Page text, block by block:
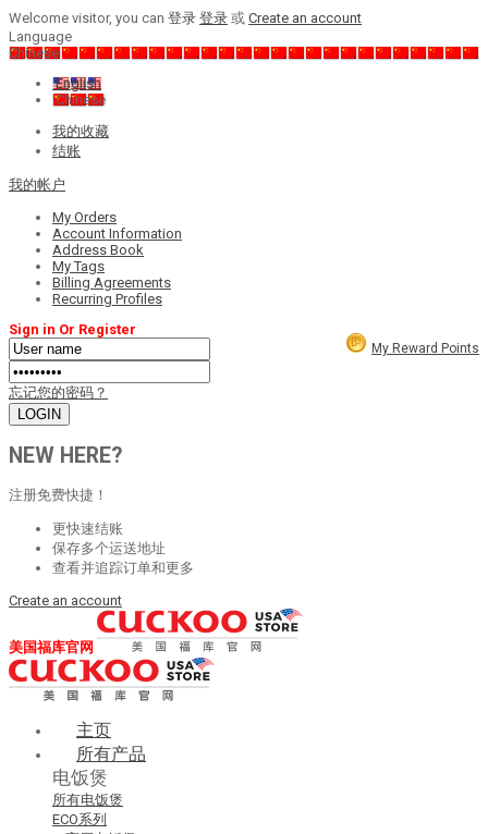
Welcome visitor, you can 登录 登录 或 Create an account
Language
Chinese
English
Chinese
我的收藏
结账
我的帐户
My Orders
Account Information
Address Book
My Tags
Billing Agreements
Recurring Profiles
My Reward Points
Sign in Or Register
忘记您的密码？
NEW HERE?
注册免费快捷！
更快速结账
保存多个运送地址
查看并追踪订单和更多
Create an account
美国福库官网
主页
所有产品
电饭煲
所有电饭煲
ECO系列